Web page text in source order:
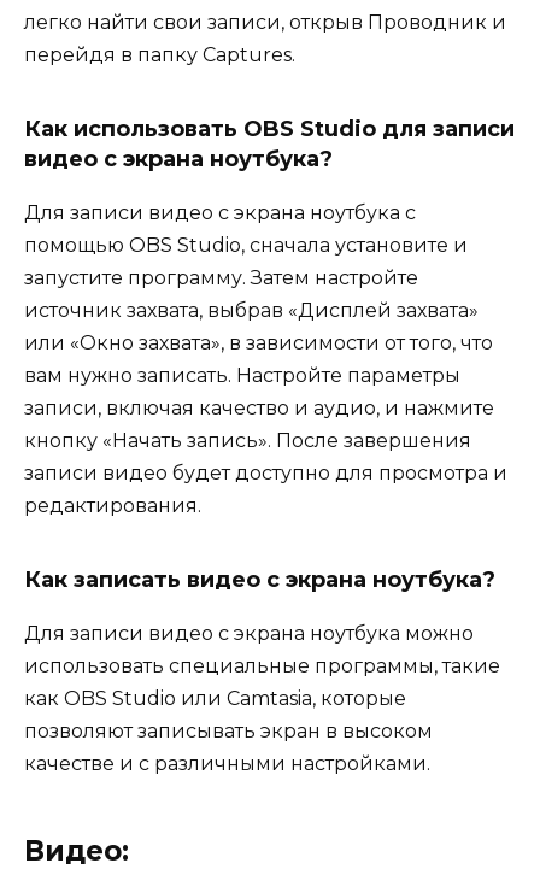
легко найти свои записи, открыв Проводник и
перейдя в папку Captures.
Как использовать OBS Studio для записи
видео с экрана ноутбука?
Для записи видео с экрана ноутбука с
помощью OBS Studio, сначала установите и
запустите программу. Затем настройте
источник захвата, выбрав «Дисплей захвата»
или «Окно захвата», в зависимости от того, что
вам нужно записать. Настройте параметры
записи, включая качество и аудио, и нажмите
кнопку «Начать запись». После завершения
записи видео будет доступно для просмотра и
редактирования.
Как записать видео с экрана ноутбука?
Для записи видео с экрана ноутбука можно
использовать специальные программы, такие
как OBS Studio или Camtasia, которые
позволяют записывать экран в высоком
качестве и с различными настройками.
Видео: